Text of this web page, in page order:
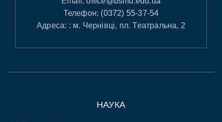
Телефон: (0372) 55-37-54
Адреса: : м. Чернівці, пл. Театральна, 2
НАУКА